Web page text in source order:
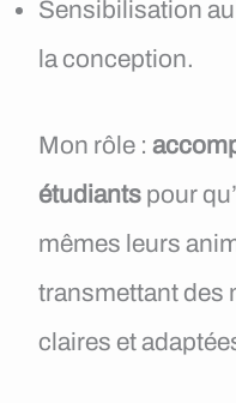
Sensibilisation au
la conception.
Mon rôle :
étudiants pour
mêmes leurs
transmettant des
claires et